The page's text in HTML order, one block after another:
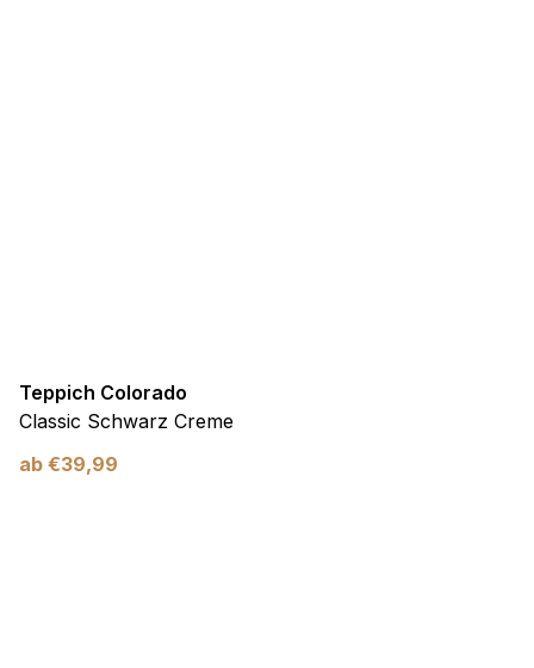
Teppich Colorado
Classic Schwarz Creme
ab €39,99